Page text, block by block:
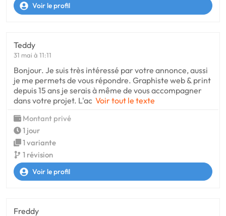
Voir le profil
Teddy
31 mai à 11:11
Bonjour. Je suis très intéressé par votre annonce, aussi
je me permets de vous répondre. Graphiste web & print
depuis 15 ans je serais à même de vous accompagner
dans votre projet. L'ac Voir tout le texte
Montant privé
1 jour
1 variante
1 révision
Voir le profil
Freddy